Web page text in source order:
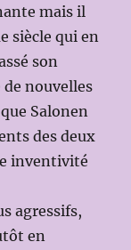
mais il
siècle qui en
son
nouvelles
Salonen
des deux
inventivité
agressifs,
en